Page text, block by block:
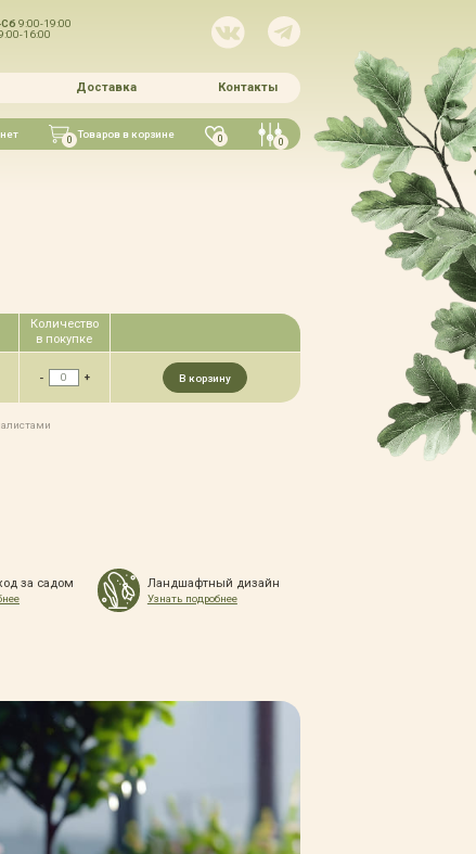
Сб9:00-19:00
16:00
Доставка Контакты
0 Товаров в корзине 0 0
Количество
в покупке
- + В корзину
за садом Ландшафтный дизайн
Узнать подробнее